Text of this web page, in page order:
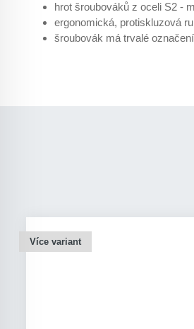
hrot šroubováků z oceli S2 -
ergonomická, protiskluzová
šroubovák má trvalé
Více variant